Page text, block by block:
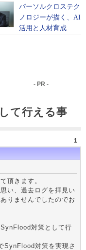
- PR -
て行える事
1
頂きます。
い、過去ログを拝見い
りませんでしたのでお
対策として行
SynFlood対策を実現さ